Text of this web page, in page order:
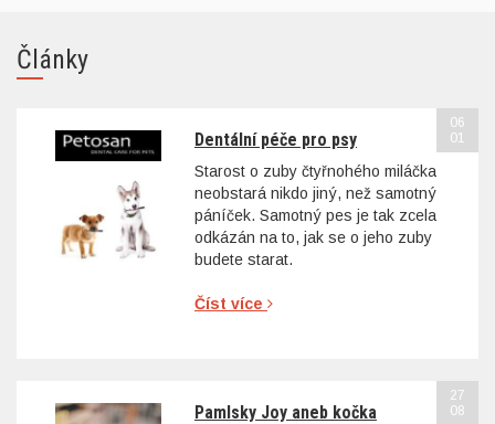
Články
Dentální péče pro psy
Starost o zuby čtyřnohého miláčka
neobstará nikdo jiný, než samotný
páníček. Samotný pes je tak zcela
odkázán na to, jak se o jeho zuby
budete starat.
Číst více
06
01
Pamlsky Joy aneb kočka
27
08